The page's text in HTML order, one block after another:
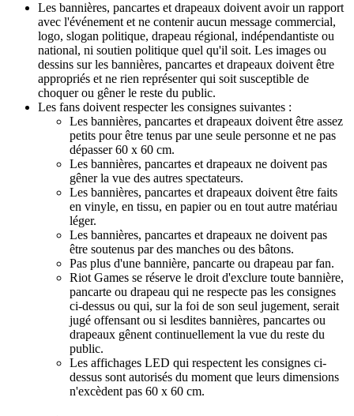
Les bannières, pancartes et drapeaux doivent avoir un rapport
avec l'événement et ne contenir aucun message commercial,
logo, slogan politique, drapeau régional, indépendantiste ou
national, ni soutien politique quel qu'il soit. Les images ou
dessins sur les bannières, pancartes et drapeaux doivent être
appropriés et ne rien représenter qui soit susceptible de
choquer ou gêner le reste du public.
Les fans doivent respecter les consignes suivantes :
Les bannières, pancartes et drapeaux doivent être assez
petits pour être tenus par une seule personne et ne pas
dépasser 60 x 60 cm.
Les bannières, pancartes et drapeaux ne doivent pas
gêner la vue des autres spectateurs.
Les bannières, pancartes et drapeaux doivent être faits
en vinyle, en tissu, en papier ou en tout autre matériau
léger.
Les bannières, pancartes et drapeaux ne doivent pas
être soutenus par des manches ou des bâtons.
Pas plus d'une bannière, pancarte ou drapeau par fan.
Riot Games se réserve le droit d'exclure toute bannière,
pancarte ou drapeau qui ne respecte pas les consignes
ci-dessus ou qui, sur la foi de son seul jugement, serait
jugé offensant ou si lesdites bannières, pancartes ou
drapeaux gênent continuellement la vue du reste du
public.
Les affichages LED qui respectent les consignes ci-
dessus sont autorisés du moment que leurs dimensions
n'excèdent pas 60 x 60 cm.